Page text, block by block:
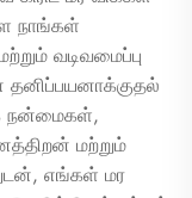
நாங்கள்
வடிவமைப்பு
நன்மைகள்,
மற்றும்
எங்கள் மர